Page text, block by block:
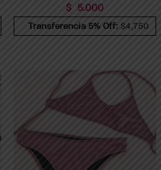
$ 5.000
Transferencia 5% Off: $4,750